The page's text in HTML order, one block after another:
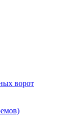
ворот